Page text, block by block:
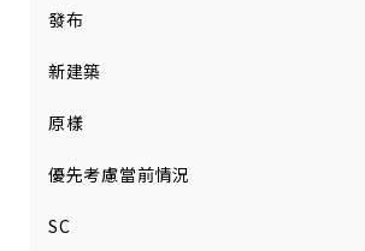
發布
新建築
原樣
優先考慮當前情況
SC